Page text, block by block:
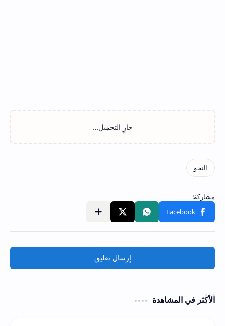
إرسال تعليق
الأكثر في المشاهدة